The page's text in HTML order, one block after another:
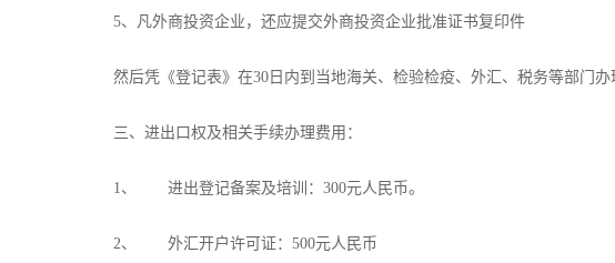
5、凡外商投资企业，还应提交外商投资企业批准证书复印件
然后凭《登记表》在30日内到当地海关、检验检疫、外汇、税务等部门
三、进出口权及相关手续办理费用：
1、 进出登记备案及培训：300元人民币。
2、 外汇开户许可证：500元人民币